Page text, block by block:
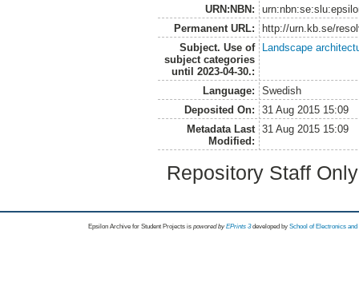
URN:NBN:
Permanent URL:
http://urn.kb.se/
Subject. Use of
subject categories
until 2023-04-30.:
Landscape
Language:
Swedish
Deposited On:
31 Aug 2015 15:09
Metadata Last
Modified:
31 Aug 2015 15:09
Repository Staff
Epsilon Archive for Student Projects is powored byEPrints 3 developed by School of Electronics